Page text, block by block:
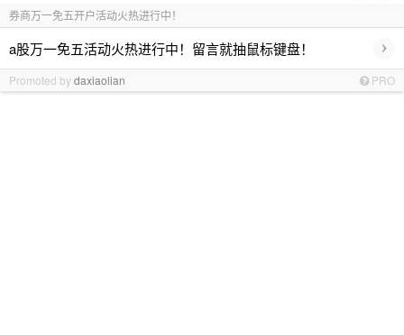
券商万一免五开户活动火热进行中！
a股万一免五活动火热进行中！留言就抽鼠标键盘！ ›
Promoted bydaxiaolian PRO